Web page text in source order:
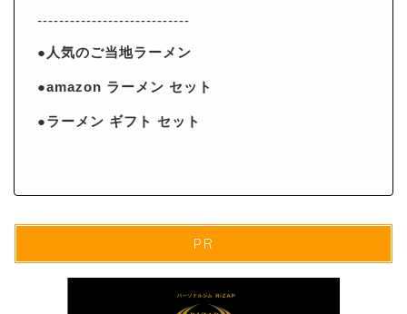
----------------------------
●人気のご当地ラーメン
●amazon ラーメン セット
●ラーメン ギフト セット
PR